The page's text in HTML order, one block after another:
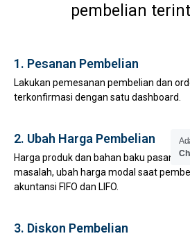
pembelian
1. Pesanan Pembelian
Lakukan pemesanan pembelian dan
terkonfirmasi dengan satu dashboard.
2. Ubah Harga Pembelian
Harga produk dan bahan baku pasang
masalah, ubah harga modal saat
akuntansi FIFO dan LIFO.
3. Diskon Pembelian